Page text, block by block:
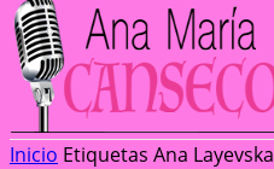
Inicio Etiquetas Ana Layevska